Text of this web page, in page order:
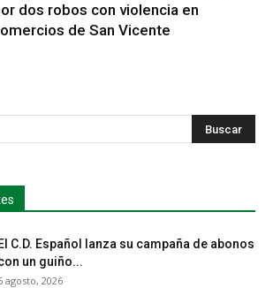
dos robos con violencia en
de San Vicente
El C.D. Español lanza su campaña de abonos
un guiño...
agosto, 2026